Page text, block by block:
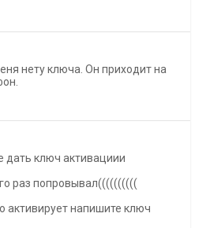
нету ключа. Он приходит на
дать ключ активациии
раз попровывал((((((((((
активирует напишите ключ